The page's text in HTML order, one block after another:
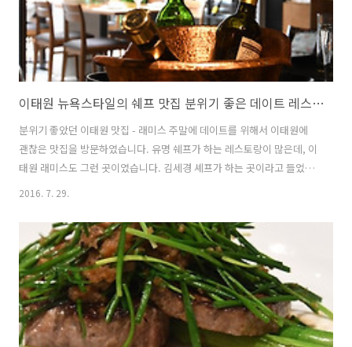
이태원 뉴욕스타일의 쉐프 맛집 분위기 좋은 데이트 레스토랑 래미스
분위기 좋았던 이태원 맛집 - 래미스 주말에 데이트를 위해서 이태원에
괜찮은 맛집을 방문하였습니다. 유명 쉐프가 하는 레스토랑이 많은데, 이
태원 래미스도 그런 곳이였습니다. 김세경 셰프가 하는 곳이라고 들었고
요. 설레는 마음을 가진 것도 그 때문이였는 데요. 더구나 오바마 대통령
다양한 외국음식을 먹을 수 있어서 이태원 데이트코스로도 좋은 곳인데
요. 제가 갔을 때 앞 테이블은 소개팅을 하고 있는 듯 했습니다. 딱보면 알
죠. 우린 결혼했지만 그들은 이태원 데이트를 위해서 래미스를 방문 한
것 같더군요. 인터넷으로 래미스를 찾아보고 갔는 데, 분위기가 갑이라고
해서 다들 추천 하더군요. 물런 음식도 런치가 맛있다는 데 뉴욕 속에 또
다른 뉴..
2016. 7. 29.